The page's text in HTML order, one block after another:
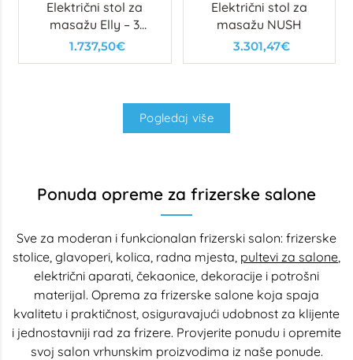
Električni stol za
masažu Elly – 3
motora
1.737,50€
Električni stol za
masažu NUSH
3.301,47€
Pogledaj više
Ponuda opreme za frizerske salone
Sve za moderan i funkcionalan frizerski salon: frizerske
stolice, glavoperi, kolica, radna mjesta, pultevi za salone
električni aparati, čekaonice, dekoracije i potrošni
materijal. Oprema za frizerske salone koja spaja
kvalitetu i praktičnost, osiguravajući udobnost za klijente
i jednostavniji rad za frizere. Provjerite ponudu i opremite
svoj salon vrhunskim proizvodima iz naše ponude.